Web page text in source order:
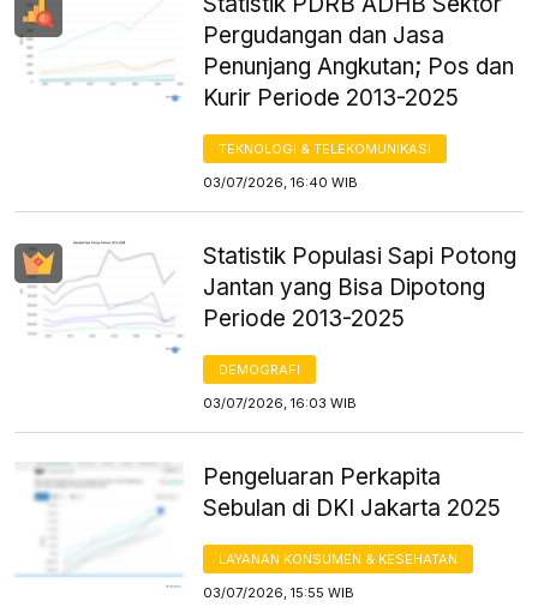
Pergudangan dan Jasa
Penunjang Angkutan; Pos dan
Kurir Periode 2013-2025
TEKNOLOGI & TELEKOMUNIKASI
03/07/2026, 16:40 WIB
Statistik Populasi Sapi Potong
Jantan yang Bisa Dipotong
Periode 2013-2025
DEMOGRAFI
03/07/2026, 16:03 WIB
Pengeluaran Perkapita
Sebulan di DKI Jakarta 2025
LAYANAN KONSUMEN & KESEHATAN
03/07/2026, 15:55 WIB